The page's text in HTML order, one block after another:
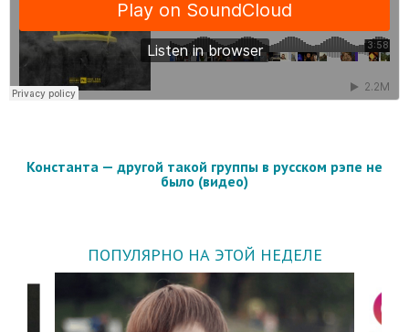
Константа — другой такой группы в русском рэпе не
было (видео)
ПОПУЛЯРНО НА ЭТОЙ НЕДЕЛЕ